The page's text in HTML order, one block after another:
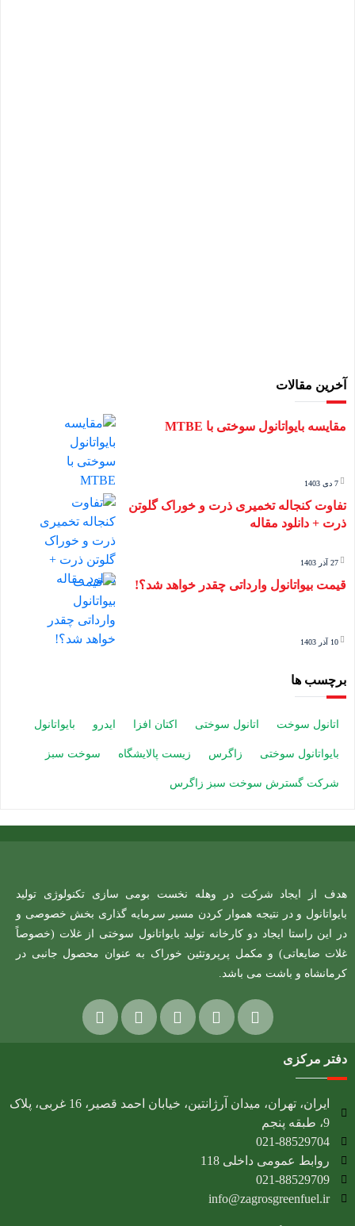
آخرین مقالات
مقایسه بایواتانول سوختی با MTBE
7 دی 1403
تفاوت کنجاله تخمیری ذرت و خوراک گلوتن
ذرت + دانلود مقاله
27 آذر 1403
قیمت بیواتانول وارداتی چقدر خواهد شد؟!
10 آذر 1403
برچسب ها
اتانول سوخت اتانول سوختی اکتان افزا ایدرو بایواتانول
بایواتانول سوختی زاگرس زیست پالایشگاه سوخت سبز
شرکت گسترش سوخت سبز زاگرس
هدف از ایجاد شرکت در وهله نخست بومی سازی تکنولوژی تولید
بایواتانول و در نتیجه هموار کردن مسیر سرمایه گذاری بخش خصوصی و
در این راستا ایجاد دو کارخانه تولید بایواتانول سوختی از غلات (خصوصاً
غلات ضایعاتی) و مکمل پرپروتئین خوراک به عنوان محصول جانبی در
کرمانشاه و باشت می باشد.
دفتر مرکزی
ایران، تهران، میدان آرژانتین، خیابان احمد قصیر، 16 غربی، پلاک
9، طبقه پنجم
021-88529704
روابط عمومی داخلی 118
021-88529709
info@zagrosgreenfuel.ir​